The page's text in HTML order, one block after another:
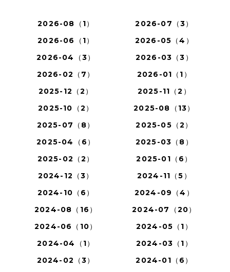
2026-08（1）
2026-07（3）
2026-06（1）
2026-05（4）
2026-04（3）
2026-03（3）
2026-02（7）
2026-01（1）
2025-12（2）
2025-11（2）
2025-10（2）
2025-08（13）
2025-07（8）
2025-05（2）
2025-04（6）
2025-03（8）
2025-02（2）
2025-01（6）
2024-12（3）
2024-11（5）
2024-10（6）
2024-09（4）
2024-08（16）
2024-07（20）
2024-06（10）
2024-05（1）
2024-04（1）
2024-03（1）
2024-02（3）
2024-01（6）